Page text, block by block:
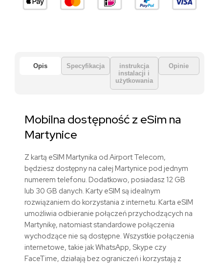
Opis Specyfikacja
instrukcja
instalacji i
użytkowania
Opinie
Mobilna dostępność z eSim na
Martynice
Z kartą eSIM Martynika od Airport Telecom,
będziesz dostępny na całej Martynice pod jednym
numerem telefonu. Dodatkowo, posiadasz 12 GB
lub 30 GB danych. Karty eSIM są idealnym
rozwiązaniem do korzystania z internetu. Karta eSIM
umożliwia odbieranie połączeń przychodzących na
Martynikę, natomiast standardowe połączenia
wychodzące nie są dostępne. Wszystkie połączenia
internetowe, takie jak WhatsApp, Skype czy
FaceTime, działają bez ograniczeń i korzystają z